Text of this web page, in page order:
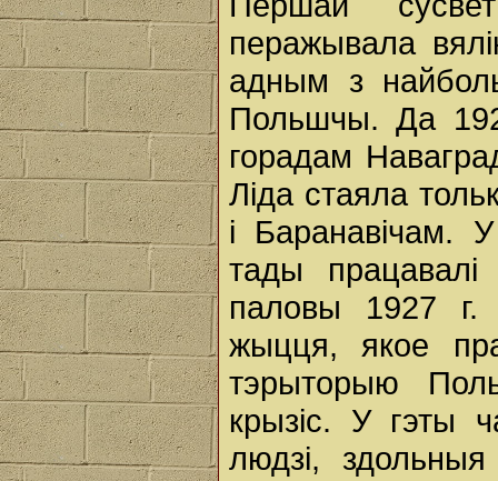
перажывала
адным з
Польшчы. Да
горадам
Лiда стаяла
і Баранавiчам.
тады
паловы 1927 г.
жыцця, якое
тэрыторыю
крызіс. У гэты
людзі,